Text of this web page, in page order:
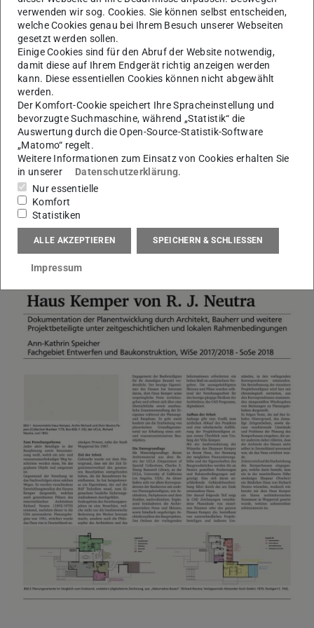
hervorragende Analyse des ausgewerteten
Archivmaterials auszeichnet.Durch ihre wissenschaftlich
adäquate und zugleich allgemein verständliche
Aufbereitung Ihrer Erkenntnisse leistet sie für die
originalgetreue Instandsetzung des Gebäudes eine
wichtige Grundlagenarbeit. Die Arbeit von Frau Speicher
ist daher auch ein hervorragendes Beispiel für den
direkten Bezug zwischen wissenschaftlicher Forschung
und Praxis in der Architektur.
verwenden wir sog. Cookies. Sie können selbst entscheiden,
welche Cookies genau bei Ihrem Besuch unserer Webseiten
gesetzt werden sollen.
Einige Cookies sind für den Abruf der Website notwendig,
damit diese auf Ihrem Endgerät richtig anzeigen werden
kann. Diese essentiellen Cookies können nicht abgewählt
werden.
Der Komfort-Cookie speichert Ihre Spracheinstellung und
bevorzugte Suchmaschine, während „Statistik“ die
Auswertung durch die Open-Source-Statistik-Software
„Matomo“ regelt.
Weitere Informationen zum Einsatz von Cookies erhalten Sie
in unserer
Datenschutzerklärung.
Nur essentielle
Komfort
Statistiken
ALLE AKZEPTIEREN SPEICHERN & SCHLIESSEN
Impressum